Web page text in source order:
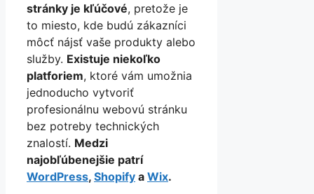
stránky je kľúčové, pretože je
to miesto, kde budú zákazníci
môcť nájsť vaše produkty alebo
služby. Existuje niekoľko
platforiem, ktoré vám umožnia
jednoducho vytvoriť
profesionálnu webovú stránku
bez potreby technických
znalostí. Medzi
najobľúbenejšie patrí
WordPress, Shopify a Wix.